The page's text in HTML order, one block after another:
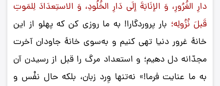
دارِ الغُرُورِ، وَ الإنَابَةَ إلَی دَارِ الخُلُودِ، وَ الاستِعدَادَ لِلمَوتِ
قَبلَ نُزُولِه؛ بار پروردگارا! به ما روزی کن که پهلو از این
خانۀ غرور دنیا تهی کنیم و به‌سوی خانۀ جاودان آخرت
مجدّانه دل دهیم؛ و استعداد مرگ را قبل از رسیدن آن
به ما عنایت فرما!» نه‌تنها وِرد زبان، بلکه حال نفْس و